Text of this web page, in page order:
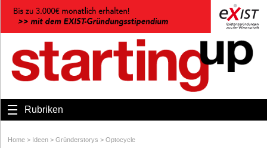
Rubriken
Home > Ideen > Gründerstorys > Optocycle